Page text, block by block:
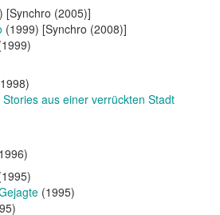
[Synchro (2005)]
(1999) [Synchro (2008)]
aus einer verrückten Stadt
(1995)